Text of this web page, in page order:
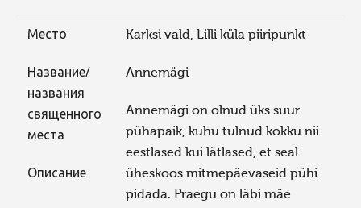
Место Karksi vald, Lilli küla piiripunkt
Название/
названия
священного
места
Annemägi
Описание
Annemägi on olnud üks suur
pühapaik, kuhu tulnud kokku nii
eestlased kui lätlased, et seal
üheskoos mitmepäevaseid pühi
pidada. Praegu on läbi mäe